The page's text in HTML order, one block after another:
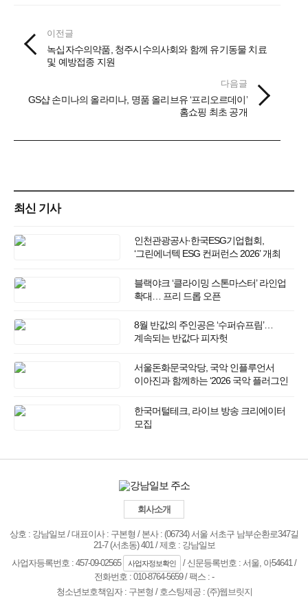
이전글
녹십자수의약품, 청주시수의사회와 함께 유기동물 치료
및 예방접종 지원
다음글
GS샵 손미나의 올라미나, 명품 올리브유 ‘프리오르데이’
홈쇼핑 최초 공개
최신 기사
인천관광공사·한국ESG기업협회,
‘그린에너텍 ESG 컨퍼런스 2026’ 개최
블랙야크 ‘클라이밍 스톤마스터’ 라인업
확대… 프리 드롭 오픈
8월 반값의 주인공은 ‘수퍼슈프림’…
계속되는 반값다 피자헛
서울돈화문국악당, 국악 인플루언서
이아진과 함께하는 ‘2026 국악 플러그인
한국머털테크, 라이브 방송 크리에이터
모집
회사소개
상호 : 강남일보 / 대표이사 : 구본형 / 본사 : (06734) 서울 서초구 남부순환로347길
21-7 (서초동) 401 / 제호 : 강남일보
사업자등록번호 : 457-09-02565
사업자정보확인
/ 신문등록번호 : 서울, 아54641 /
전화번호 : 010-8764-5659 / 팩스 : -
청소년보호책임자 : 구본형 / 호스팅제공 : (주)웹브릿지